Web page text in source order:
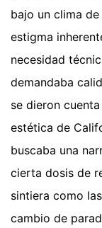
bajo un clima
estigma
necesidad
demandaba
se dieron
estética de
buscaba una
cierta dosis de
sintiera como
cambio de